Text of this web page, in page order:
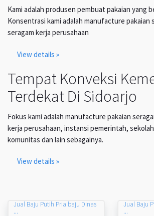
Kami adalah produsen pembuat pakaian yang
Konsentrasi kami adalah manufacture pakaian
seragam kerja perusahaan
View details »
Tempat Konveksi
Terdekat Di Sidoarjo
Fokus kami adalah manufacture pakaian
kerja perusahaan, instansi pemerintah,
komunitas dan lain sebagainya.
View details »
Jual Baju Putih Pria baju Dinas
...
Jual Baju
...